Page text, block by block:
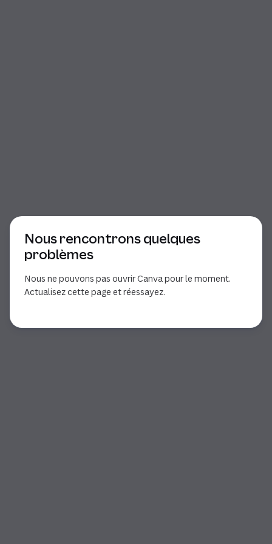
Nous rencontrons quelques
problèmes
Nous ne pouvons pas ouvrir Canva pour le moment.
Actualisez cette page et réessayez.